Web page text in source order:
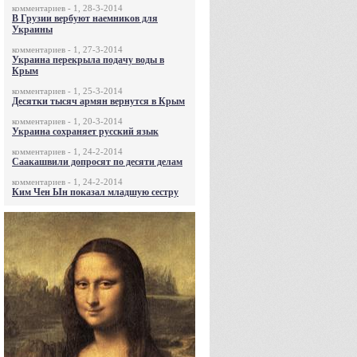
комментариев - 1, 28-3-2014
В Грузии вербуют наемников для
Украины
комментариев - 1, 27-3-2014
Украина перекрыла подачу воды в
Крым
комментариев - 1, 25-3-2014
Десятки тысяч армян вернутся в Крым
комментариев - 1, 20-3-2014
Украина сохраняет русский язык
комментариев - 1, 24-2-2014
Саакашвили допросят по десяти делам
комментариев - 1, 24-2-2014
Ким Чен Ын показал младшую сестру